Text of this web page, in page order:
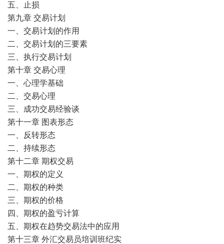
五、止损
第九章 交易计划
一、交易计划的作用
二、交易计划的三要素
三、执行交易计划
第十章 交易心理
一、心理学基础
二、交易心理
三、成功交易经验谈
第十一章 图表形态
一、反转形态
二、持续形态
第十二章 期权交易
一、期权的定义
二、期权的种类
三、期权的价格
四、期权的盈亏计算
五、期权在趋势交易法中的应用
第十三章 外汇交易员培训班纪实